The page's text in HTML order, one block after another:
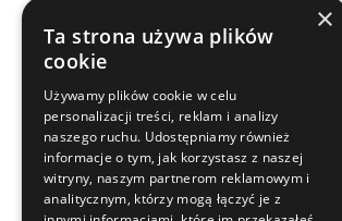
×
Ta strona używa plików
cookie
Używamy plików cookie w celu
personalizacji treści, reklam i analizy
naszego ruchu. Udostępniamy również
informacje o tym, jak korzystasz z naszej
witryny, naszym partnerom reklamowym i
analitycznym, którzy mogą łączyć je z